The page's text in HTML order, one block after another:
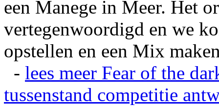
een Manege in Meer. Het
vertegenwoordigd en we
opstellen en een Mix
- lees meer Fear of the
tussenstand competitie